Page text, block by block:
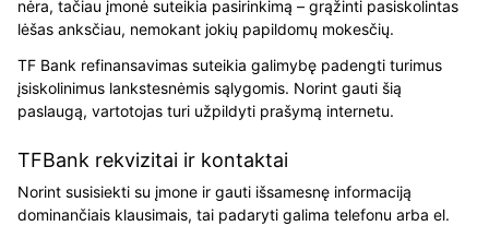
nėra, tačiau įmonė suteikia pasirinkimą – grąžinti pasiskolintas
lėšas anksčiau, nemokant jokių papildomų mokesčių.
TF Bank refinansavimas suteikia galimybę padengti turimus
įsiskolinimus lankstesnėmis sąlygomis. Norint gauti šią
paslaugą, vartotojas turi užpildyti prašymą internetu.
TFBank rekvizitai ir kontaktai
Norint susisiekti su įmone ir gauti išsamesnę informaciją
dominančiais klausimais, tai padaryti galima telefonu arba el.